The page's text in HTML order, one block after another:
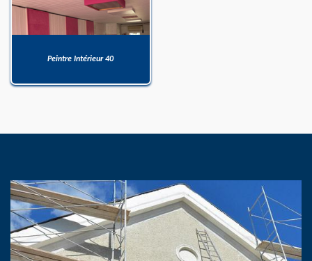
Peintre Intérieur 40